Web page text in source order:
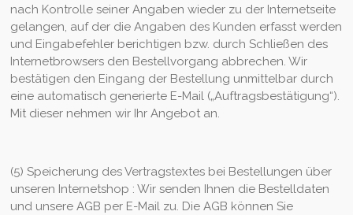
nach Kontrolle seiner Angaben wieder zu der Internetseite
gelangen, auf der die Angaben des Kunden erfasst werden
und Eingabefehler berichtigen bzw. durch Schließen des
Internetbrowsers den Bestellvorgang abbrechen. Wir
bestätigen den Eingang der Bestellung unmittelbar durch
eine automatisch generierte E-Mail („Auftragsbestätigung“).
Mit dieser nehmen wir Ihr Angebot an.
(5) Speicherung des Vertragstextes bei Bestellungen über
unseren Internetshop : Wir senden Ihnen die Bestelldaten
und unsere AGB per E-Mail zu. Die AGB können Sie